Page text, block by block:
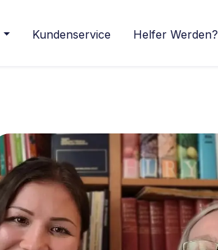
Kundenservice Helfer Werden?